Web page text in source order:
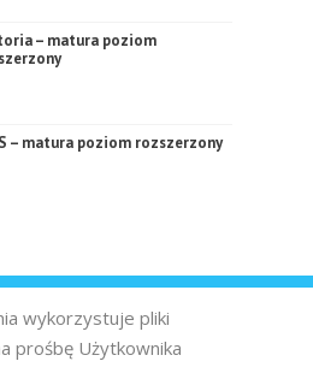
– matura poziom
– matura poziom rozszerzony
wykorzystuje pliki
prośbę Użytkownika